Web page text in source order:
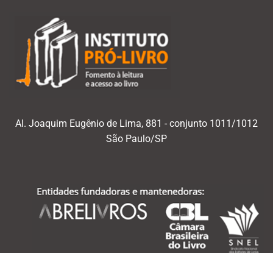
Al. Joaquim Eugênio de Lima, 881 - conjunto 1011/1012
São Paulo/SP